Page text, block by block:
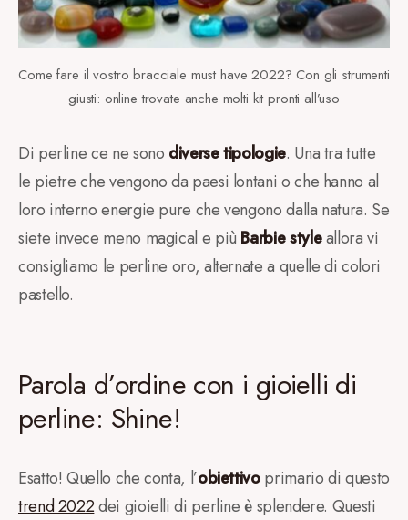
Come fare il vostro bracciale must have 2022? Con gli strumenti
giusti: online trovate anche molti kit pronti all’uso
Di perline ce ne sono diverse tipologie. Una tra tutte
le pietre che vengono da paesi lontani o che hanno al
loro interno energie pure che vengono dalla natura. Se
siete invece meno magical e più Barbie styleallora vi
consigliamo le perline oro, alternate a quelle di colori
pastello.
Parola d’ordine con i gioielli di
perline: Shine!
Esatto! Quello che conta, l’obiettivoprimario di questo
trend 2022dei gioielli di perline è splendere. Questi